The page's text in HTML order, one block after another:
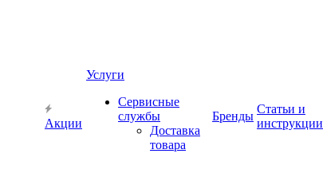
Акции
Услуги
Сервисные
службы
Доставка
товара
Бренды
Статьи и
инструкции